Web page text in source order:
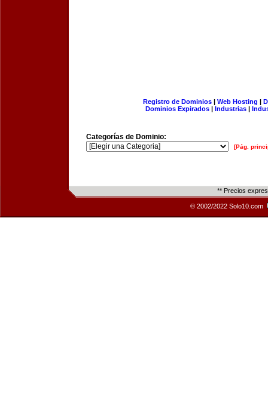
Registro de Dominios| Web Hosting |
Dominios Expirados | Industrias |
Categorías de Dominio:
[Pág.
** Precios
© 2002/2022 Solo10.com